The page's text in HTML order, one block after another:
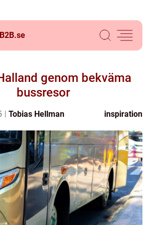
se
genom bekväma
bussresor
Tobias Hellman inspiration